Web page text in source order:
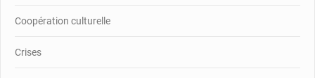
Coopération culturelle
Crises